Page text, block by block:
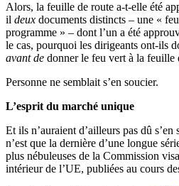
Alors, la feuille de route a-t-elle été
il deux documents distincts – une «
programme » – dont l’un a été
le cas, pourquoi les dirigeants ont-ils
avant de donner le feu vert à la feuille
Personne ne semblait s’en soucier.
L’esprit du marché unique
Et ils n’auraient d’ailleurs pas dû
n’est que la dernière d’une longue
plus nébuleuses de la Commission
intérieur de l’UE, publiées au cours